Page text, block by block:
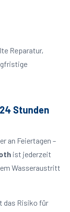
Reparatur,
Stunden
an Feiertagen –
ist jederzeit
Wasseraustritt
das Risiko für